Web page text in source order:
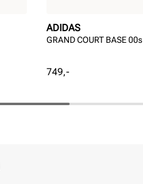
ADIDAS
GRAND COURT BASE 00s
Pris
749,-